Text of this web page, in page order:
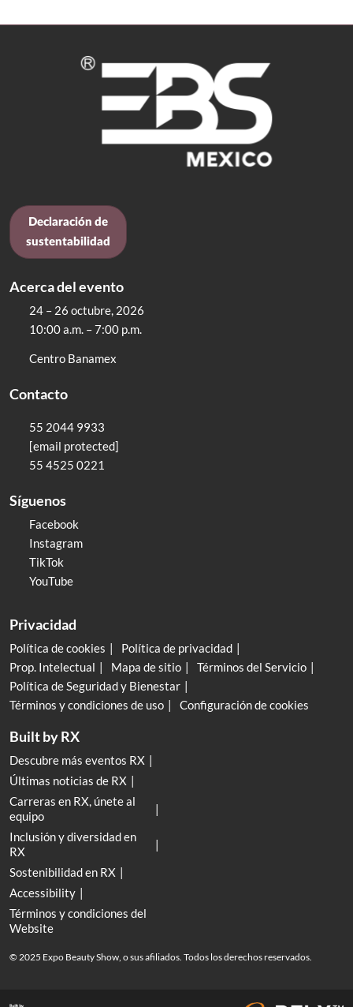
Declaración de
sustentabilidad
Acerca del evento
24 – 26 octubre, 2026
10:00 a.m. – 7:00 p.m.
Centro Banamex
Contacto
55 2044 9933
[email protected]
55 4525 0221
Síguenos
Facebook
Instagram
TikTok
YouTube
Privacidad
Política de cookies
Política de privacidad
Prop. Intelectual
Mapa de sitio
Términos del Servicio
Política de Seguridad y Bienestar
Términos y condiciones de uso
Configuración de cookies
Built by RX
Descubre más eventos RX
Últimas noticias de RX
Carreras en RX, únete al
equipo
Inclusión y diversidad en
RX
Sostenibilidad en RX
Accessibility
Términos y condiciones del
Website
© 2025 Expo Beauty Show, o sus afiliados. Todos los derechos reservados.